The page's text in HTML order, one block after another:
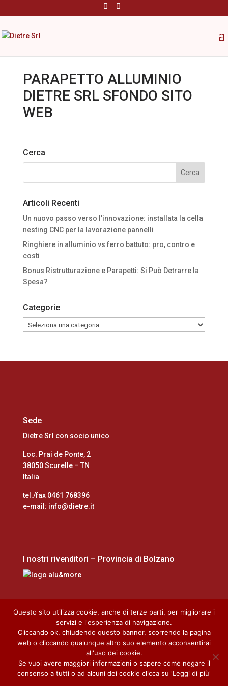
PARAPETTO ALLUMINIO
DIETRE SRL SFONDO SITO
WEB
Cerca
Articoli Recenti
Un nuovo passo verso l’innovazione: installata la cella
nesting CNC per la lavorazione pannelli
Ringhiere in alluminio vs ferro battuto: pro, contro e
costi
Bonus Ristrutturazione e Parapetti: Si Può Detrarre la
Spesa?
Categorie
Categorie
Sede
Dietre Srl con socio unico
Loc. Prai de Ponte, 2
38050 Scurelle – TN
Italia
tel./fax 0461 768396
e-mail: info@dietre.it
I nostri rivenditori – Provincia di Bolzano
Home Cookie Policy
Privacy Policy
Download
Questo sito utilizza cookie, anche di terze parti, per migliorare i
servizi e l'esperienza di navigazione.
Cliccando ok, chiudendo questo banner, scorrendo la pagina
web o cliccando qualunque altro suo elemento acconsentirai
all'uso dei cookie.
Se vuoi avere maggiori informazioni o sapere come negare il
consenso a tutti o ad alcuni dei cookie clicca su 'Leggi di più'